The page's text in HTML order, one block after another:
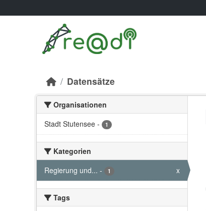
Datensätze
Organisationen
Stadt Stutensee - 1
Kategorien
Regierung und... - 1 x
Tags